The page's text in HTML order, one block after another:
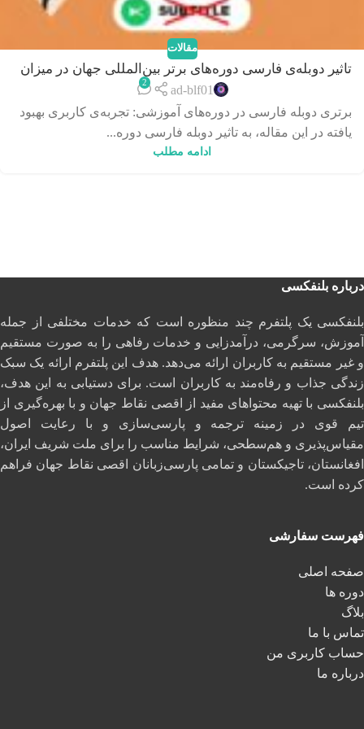
مقالات
تاثیر دوبله‌ی فارسی دوره‌های برتر بین‌المللی جهان در میزان
بهبود کیفیت آموزش و یادگیری
ad-blf01
2
برتری دوبله فارسی در دوره‌های آموزشی: تجربه‌ی کاربری بهبود
یافته در این مقاله، به تاثیر دوبله‌ فارسی دوره‌...
ادامه مطلب
درباره بلنفکسی
بلنفکسی یک پلتفرم چند منظوره است که خدمات مختلفی از جمله
آموزش، سرگرمی، درآمدزایی و خدمات رفاهی را به صورت مستقیم
و غیر مستقیم به کاربران ارائه می‌دهد. هدف این پلتفرم ارائه یک سبک
زندگی جذاب و رفاه‌مند به کاربران است. برای دستیابی به این هدف،
بلنفکسی با تهیه محتواهای مفید از اقصی نقاط جهان و با بهره‌گیری از
تیم قوی در زمینه ترجمه و پارسی‌سازی و با رعایت اصول
مقیاس‌پذیری و هم‌سطحی، شرایط مناسب را برای ملت شریف ایران،
افغانستان، تاجیکستان و تمامی پارسی‌زبانان اقصی نقاط جهان فراهم
کرده است.
فهرست سفارشی
صفحه اصلی
دوره ها
بلاگ
تماس با ما
حساب کاربری من
درباره ما